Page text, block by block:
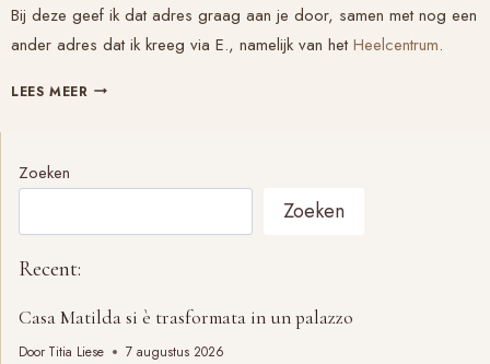
Bij deze geef ik dat adres graag aan je door, samen met nog een
ander adres dat ik kreeg via E., namelijk van hetHeelcentrum.
LEES MEER ‘ZO’N
Zoeken
Zoeken
Recent:
Casa Matilda si è trasformata in un palazzo
Door Titia Liese 7 augustus 2026